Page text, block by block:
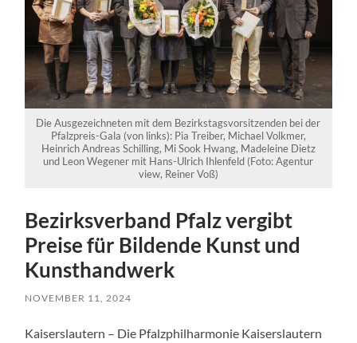
Die Ausgezeichneten mit dem Bezirkstagsvorsitzenden bei der
Pfalzpreis-Gala (von links): Pia Treiber, Michael Volkmer,
Heinrich Andreas Schilling, Mi Sook Hwang, Madeleine Dietz
und Leon Wegener mit Hans-Ulrich Ihlenfeld (Foto: Agentur
view, Reiner Voß)
Bezirksverband Pfalz vergibt
Preise für Bildende Kunst und
Kunsthandwerk
NOVEMBER 11, 2024
Kaiserslautern – Die Pfalzphilharmonie Kaiserslautern